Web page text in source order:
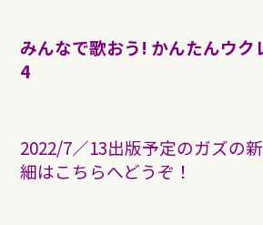
みんなで歌おう! かんたんウク
4
2022/7／13出版予定のガズの
細はこちらへどうぞ！